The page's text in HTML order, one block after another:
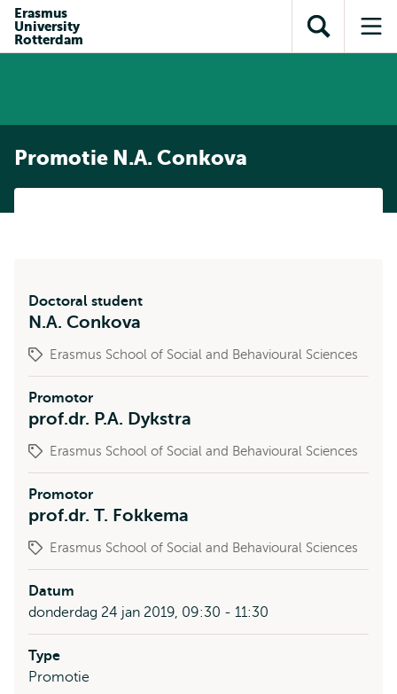
inhoud
Direct naar
subnavigatie
Erasmus
University
Rotterdam
Toon
zoekveld
Promotie N.A. Conkova
Doctoral student
N.A. Conkova
Erasmus School of Social and Behavioural Sciences
Promotor
prof.dr. P.A. Dykstra
Erasmus School of Social and Behavioural Sciences
Promotor
prof.dr. T. Fokkema
Erasmus School of Social and Behavioural Sciences
Datum
donderdag 24 jan 2019, 09:30 - 11:30
Type
Promotie